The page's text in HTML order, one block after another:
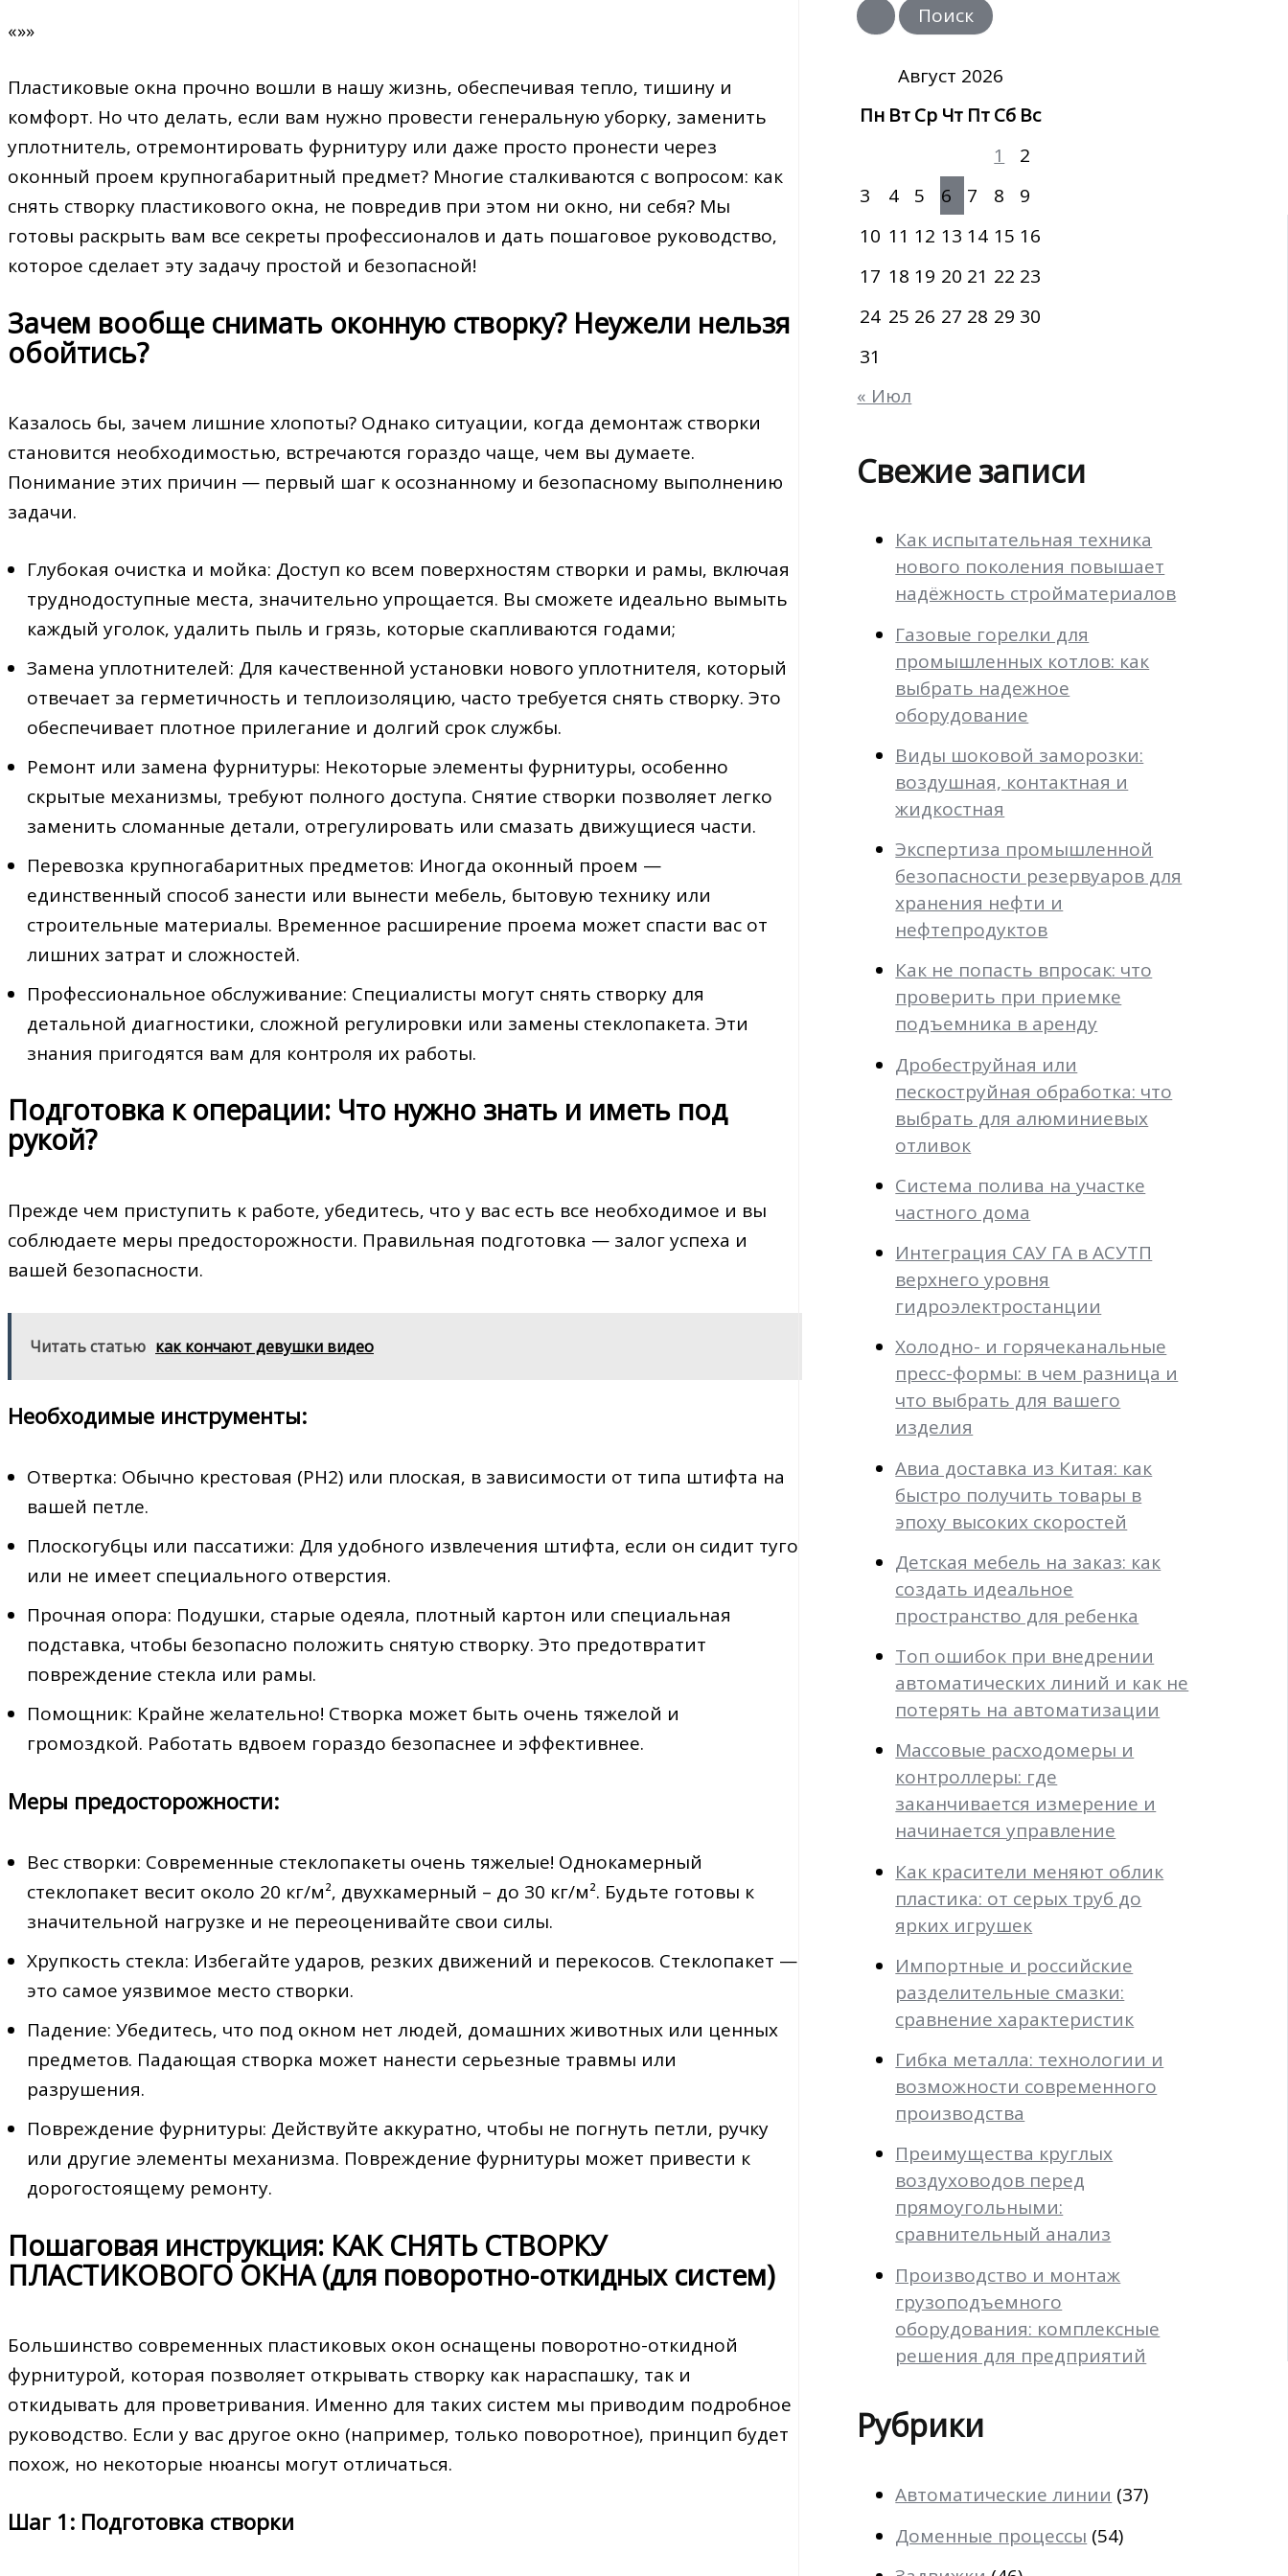
«»»
Пластиковые окна прочно вошли в нашу жизнь‚ обеспечивая тепло‚ тишину и
комфорт. Но что делать‚ если вам нужно провести генеральную уборку‚ заменить
уплотнитель‚ отремонтировать фурнитуру или даже просто пронести через
оконный проем крупногабаритный предмет? Многие сталкиваются с вопросом: как
снять створку пластикового окна‚ не повредив при этом ни окно‚ ни себя? Мы
готовы раскрыть вам все секреты профессионалов и дать пошаговое руководство‚
которое сделает эту задачу простой и безопасной!
Зачем вообще снимать оконную створку? Неужели нельзя
обойтись?
Казалось бы‚ зачем лишние хлопоты? Однако ситуации‚ когда демонтаж створки
становится необходимостью‚ встречаются гораздо чаще‚ чем вы думаете.
Понимание этих причин — первый шаг к осознанному и безопасному выполнению
задачи.
Глубокая очистка и мойка: Доступ ко всем поверхностям створки и рамы‚ включая
труднодоступные места‚ значительно упрощается. Вы сможете идеально вымыть
каждый уголок‚ удалить пыль и грязь‚ которые скапливаются годами;
Замена уплотнителей: Для качественной установки нового уплотнителя‚ который
отвечает за герметичность и теплоизоляцию‚ часто требуется снять створку. Это
обеспечивает плотное прилегание и долгий срок службы.
Ремонт или замена фурнитуры: Некоторые элементы фурнитуры‚ особенно
скрытые механизмы‚ требуют полного доступа. Снятие створки позволяет легко
заменить сломанные детали‚ отрегулировать или смазать движущиеся части.
Перевозка крупногабаритных предметов: Иногда оконный проем —
единственный способ занести или вынести мебель‚ бытовую технику или
строительные материалы. Временное расширение проема может спасти вас от
лишних затрат и сложностей.
Профессиональное обслуживание: Специалисты могут снять створку для
детальной диагностики‚ сложной регулировки или замены стеклопакета. Эти
знания пригодятся вам для контроля их работы.
Подготовка к операции: Что нужно знать и иметь под
рукой?
Прежде чем приступить к работе‚ убедитесь‚ что у вас есть все необходимое и вы
соблюдаете меры предосторожности. Правильная подготовка — залог успеха и
вашей безопасности.
Читать статью как кончают девушки видео
Необходимые инструменты:
Отвертка: Обычно крестовая (PH2) или плоская‚ в зависимости от типа штифта на
вашей петле.
Плоскогубцы или пассатижи: Для удобного извлечения штифта‚ если он сидит туго
или не имеет специального отверстия.
Прочная опора: Подушки‚ старые одеяла‚ плотный картон или специальная
подставка‚ чтобы безопасно положить снятую створку. Это предотвратит
повреждение стекла или рамы.
Помощник: Крайне желательно! Створка может быть очень тяжелой и
громоздкой. Работать вдвоем гораздо безопаснее и эффективнее.
Меры предосторожности:
Вес створки: Современные стеклопакеты очень тяжелые! Однокамерный
стеклопакет весит около 20 кг/м²‚ двухкамерный – до 30 кг/м². Будьте готовы к
значительной нагрузке и не переоценивайте свои силы.
Хрупкость стекла: Избегайте ударов‚ резких движений и перекосов. Стеклопакет —
это самое уязвимое место створки.
Падение: Убедитесь‚ что под окном нет людей‚ домашних животных или ценных
предметов. Падающая створка может нанести серьезные травмы или
разрушения.
Повреждение фурнитуры: Действуйте аккуратно‚ чтобы не погнуть петли‚ ручку
или другие элементы механизма. Повреждение фурнитуры может привести к
дорогостоящему ремонту.
Пошаговая инструкция: КАК СНЯТЬ СТВОРКУ
ПЛАСТИКОВОГО ОКНА (для поворотно-откидных систем)
Большинство современных пластиковых окон оснащены поворотно-откидной
фурнитурой‚ которая позволяет открывать створку как нараспашку‚ так и
откидывать для проветривания. Именно для таких систем мы приводим подробное
руководство. Если у вас другое окно (например‚ только поворотное)‚ принцип будет
похож‚ но некоторые нюансы могут отличаться.
Шаг 1: Подготовка створки
и
с
Август 2026
Пн ВтСр Чт ПтСб Вс
1
2
3
4 5 6 7 8
9
10 11 12 13 14 15 16
17 18 19 20 21 22 23
24 25 26 27 28 29 30
31
« Июл
Свежие записи
Как испытательная техника
нового поколения повышает
надёжность стройматериалов
Газовые горелки для
промышленных котлов: как
выбрать надежное
оборудование
Виды шоковой заморозки:
воздушная, контактная и
жидкостная
Экспертиза промышленной
безопасности резервуаров для
хранения нефти и
нефтепродуктов
Как не попасть впросак: что
проверить при приемке
подъемника в аренду
Дробеструйная или
пескоструйная обработка: что
выбрать для алюминиевых
отливок
Система полива на участке
частного дома
Интеграция САУ ГА в АСУТП
верхнего уровня
гидроэлектростанции
Холодно- и горячеканальные
пресс-формы: в чем разница и
что выбрать для вашего
изделия
Авиа доставка из Китая: как
быстро получить товары в
эпоху высоких скоростей
Детская мебель на заказ: как
создать идеальное
пространство для ребенка
Топ ошибок при внедрении
автоматических линий и как не
потерять на автоматизации
Массовые расходомеры и
контроллеры: где
заканчивается измерение и
начинается управление
Как красители меняют облик
пластика: от серых труб до
ярких игрушек
Импортные и российские
разделительные смазки:
сравнение характеристик
Гибка металла: технологии и
возможности современного
производства
Преимущества круглых
воздуховодов перед
прямоугольными:
сравнительный анализ
Производство и монтаж
грузоподъемного
оборудования: комплексные
решения для предприятий
Рубрики
Автоматические линии (37)
Доменные процессы (54)